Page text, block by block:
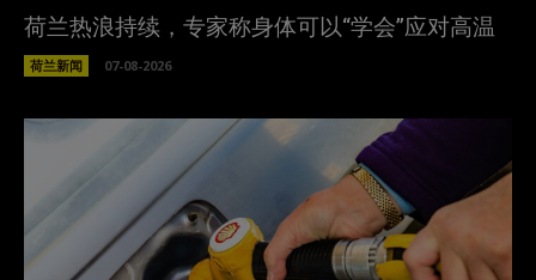
荷兰热浪持续，专家称身体可以“学会”应对高温
荷兰新闻 07-08-2026